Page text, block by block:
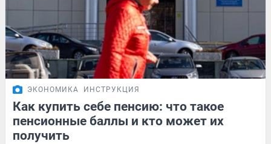
ЭКОНОМИКА ИНСТРУКЦИЯ
Как купить себе пенсию: что такое
пенсионные баллы и кто может их
получить